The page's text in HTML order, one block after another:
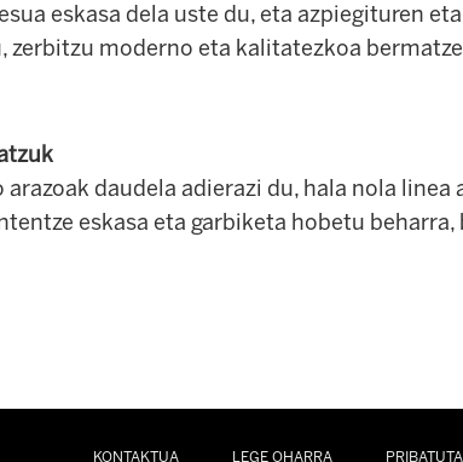
eskasa dela uste du, eta azpiegituren
zerbitzu moderno eta kalitatezkoa
arazoak daudela adierazi du, hala nola
eskasa eta garbiketa hobetu beharra,
KONTAKTUA LEGE OHARRA